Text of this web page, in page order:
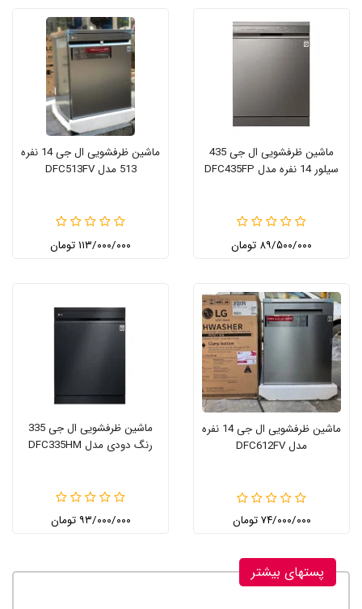
ماشین ظرفشویی ال جی 435
سیلور 14 نفره مدل DFC435FP
۸۹/۵۰۰/۰۰۰ تومان
ماشین ظرفشویی ال جی 14 نفره
513 مدل DFC513FV
۱۱۳/۰۰۰/۰۰۰ تومان
ماشین ظرفشویی ال جی 14 نفره
مدل DFC612FV
۷۴/۰۰۰/۰۰۰ تومان
ماشین ظرفشویی ال جی 335
رنگ دودی مدل DFC335HM
۹۳/۰۰۰/۰۰۰ تومان
پستهای بیشتر